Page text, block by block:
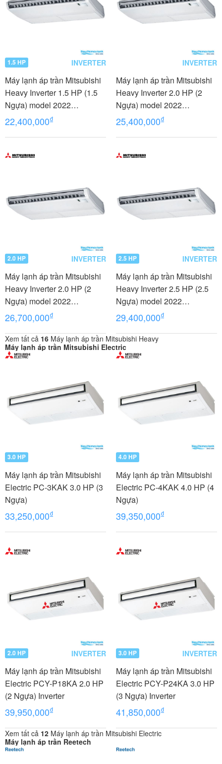
1.5 HP INVERTER
Máy lạnh áp trần Mitsubishi
Heavy Inverter 1.5 HP (1.5
Ngựa) model 2022
FDE40YA-W5/FDC40YNA-
W5/RCN-E-E3
22,400,000₫
INVERTER
Máy lạnh áp trần Mitsubishi
Heavy Inverter 2.0 HP (2
Ngựa) model 2022
FDE50YA-W5/FDC50YNA-
W5/RC-E5
25,400,000₫
2.0 HP INVERTER
Máy lạnh áp trần Mitsubishi
Heavy Inverter 2.0 HP (2
Ngựa) model 2022
FDE50YA-W5/FDC50YNA-
W5/RCN-E-E3
26,700,000₫
2.5 HP INVERTER
Máy lạnh áp trần Mitsubishi
Heavy Inverter 2.5 HP (2.5
Ngựa) model 2022
FDE60YA-W5/FDC60YNA-
W5/RCN-E-E3
29,400,000₫
Xem tất cả 16 Máy lạnh áp trần Mitsubishi Heavy
Máy lạnh áp trần Mitsubishi Electric
3.0 HP
Máy lạnh áp trần Mitsubishi
Electric PC-3KAK 3.0 HP (3
Ngựa)
33,250,000₫
4.0 HP
Máy lạnh áp trần Mitsubishi
Electric PC-4KAK 4.0 HP (4
Ngựa)
39,350,000₫
2.0 HP INVERTER
Máy lạnh áp trần Mitsubishi
Electric PCY-P18KA 2.0 HP
(2 Ngựa) Inverter
39,950,000₫
3.0 HP INVERTER
Máy lạnh áp trần Mitsubishi
Electric PCY-P24KA 3.0 HP
(3 Ngựa) Inverter
41,850,000₫
Xem tất cả 12 Máy lạnh áp trần Mitsubishi Electric
Máy lạnh áp trần Reetech